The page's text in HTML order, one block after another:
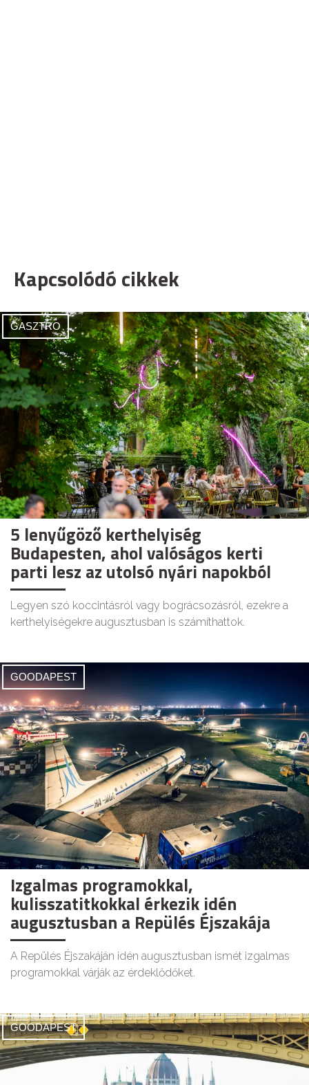
Kapcsolódó cikkek
GASZTRO
5 lenyűgöző kerthelyiség
Budapesten, ahol valóságos kerti
parti lesz az utolsó nyári napokból
Legyen szó koccintásról vagy bográcsozásról, ezekre a
kerthelyiségekre augusztusban is számíthattok.
GOODAPEST
Izgalmas programokkal,
kulisszatitkokkal érkezik idén
augusztusban a Repülés Éjszakája
A Repülés Éjszakáján idén augusztusban ismét izgalmas
programokkal várják az érdeklődőket.
GOODAPEST